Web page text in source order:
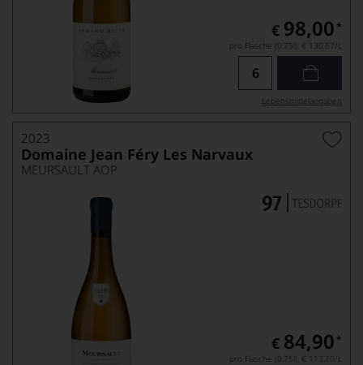
€ 98,00 *
pro Flasche (0.75l), € 130,67/L
Lebensmittel­angaben
2023
Domaine Jean Féry Les Narvaux
MEURSAULT AOP
€ 84,90 *
pro Flasche (0.75l), € 113,20/L